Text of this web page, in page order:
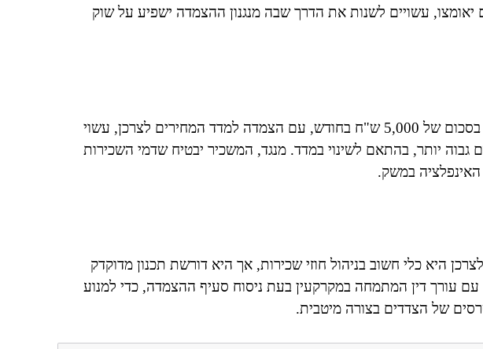
יאומצו, עשויים לשנות את הדרך שבה מנגנון ההצמדה ישפיע על שוק
שוכר ששכר דירה למשך שלוש שנים בסכום של 5,000 ש"ח בחודש, עם הצמדה למדד המחירים לצרכן, עשוי
יותר, בהתאם לשינוי במדד. מנגד, המשכיר יבטיח שדמי השכירות
במשק.
היא כלי חשוב בניהול חוזי שכירות, אך היא דורשת תכנון מדוקדק
עם עורך דין המתמחה במקרקעין בעת ניסוח סעיף ההצמדה, כדי למנוע
של הצדדים בצורה מיטבית.